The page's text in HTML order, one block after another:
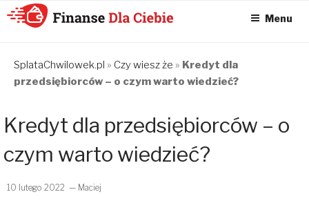
CHWILÓWEK
ONLINE – FINANSE
SPŁATA
CHWILÓWEK I
KONSOLIDACJA
CHWILÓWEK
Menu
SplataChwilowek.pl » Czy wiesz że » Kredyt dla
przedsiębiorców – o czym warto wiedzieć?
Kredyt dla przedsiębiorców – o
czym warto wiedzieć?
10 lutego 2022 — Maciej